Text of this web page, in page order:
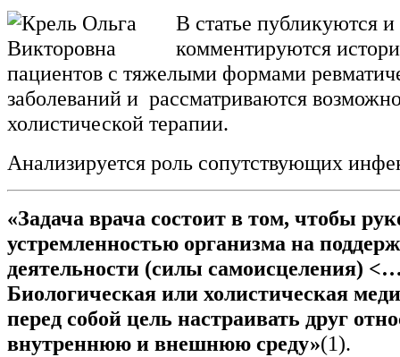
В статье публикуются и
комментируются
пациентов с тяжелыми формами
заболеваний и рассматриваются
холистической терапии.
Анализируется роль сопутствующих
«Задача врача состоит в том, чтобы
устремленностью организма на
деятельности (силы самоисцеления)
Биологическая или холистическая
перед собой цель настраивать друг
внутреннюю и внешнюю среду»(1).